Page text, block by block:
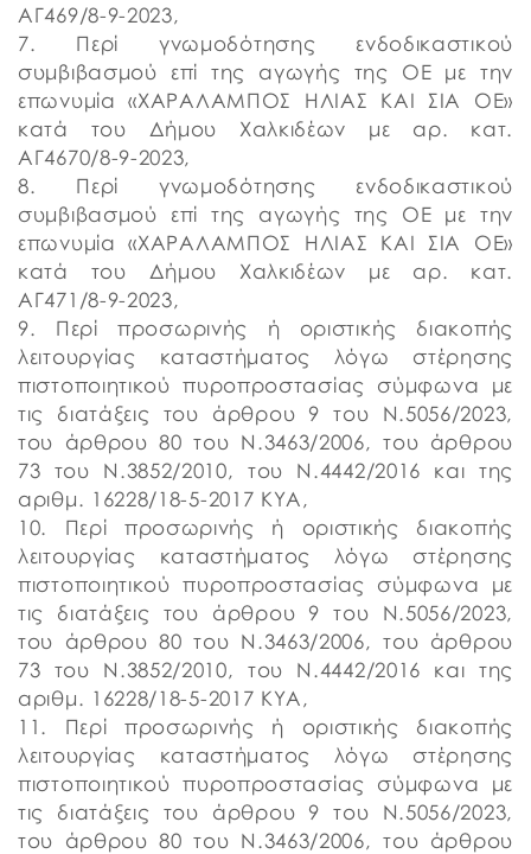
ΑΓ469/8-9-2023,
7. Περί γνωμοδότησης ενδοδικαστικού
συμβιβασμού επί της αγωγής της ΟΕ με την
επωνυμία «ΧΑΡΑΛΑΜΠΟΣ ΗΛΙΑΣ ΚΑΙ ΣΙΑ ΟΕ»
κατά του Δήμου Χαλκιδέων με αρ. κατ.
ΑΓ4670/8-9-2023,
8. Περί γνωμοδότησης ενδοδικαστικού
συμβιβασμού επί της αγωγής της ΟΕ με την
επωνυμία «ΧΑΡΑΛΑΜΠΟΣ ΗΛΙΑΣ ΚΑΙ ΣΙΑ ΟΕ»
κατά του Δήμου Χαλκιδέων με αρ. κατ.
ΑΓ471/8-9-2023,
9. Περί προσωρινής ή οριστικής διακοπής
λειτουργίας καταστήματος λόγω στέρησης
πιστοποιητικού πυροπροστασίας σύμφωνα με
τις διατάξεις του άρθρου 9 του Ν.5056/2023,
του άρθρου 80 του Ν.3463/2006, του άρθρου
73 του N.3852/2010, του Ν.4442/2016 και της
αριθμ. 16228/18-5-2017 ΚΥΑ,
10. Περί προσωρινής ή οριστικής διακοπής
λειτουργίας καταστήματος λόγω στέρησης
πιστοποιητικού πυροπροστασίας σύμφωνα με
τις διατάξεις του άρθρου 9 του Ν.5056/2023,
του άρθρου 80 του Ν.3463/2006, του άρθρου
73 του N.3852/2010, του Ν.4442/2016 και της
αριθμ. 16228/18-5-2017 ΚΥΑ,
11. Περί προσωρινής ή οριστικής διακοπής
λειτουργίας καταστήματος λόγω στέρησης
πιστοποιητικού πυροπροστασίας σύμφωνα με
τις διατάξεις του άρθρου 9 του Ν.5056/2023,
του άρθρου 80 του Ν.3463/2006, του άρθρου